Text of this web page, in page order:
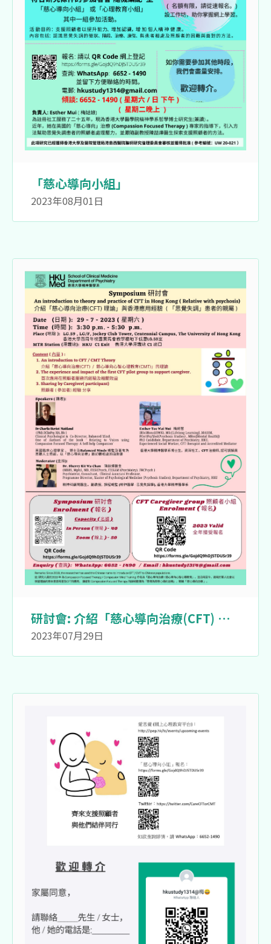
「慈心導向小組」
2023年08月01日
研討會: 介紹「慈⼼導向治療(CFT) 理
論」與⾹港應⽤經驗 (「思覺失調」患
者的親屬 )
2023年07月29日